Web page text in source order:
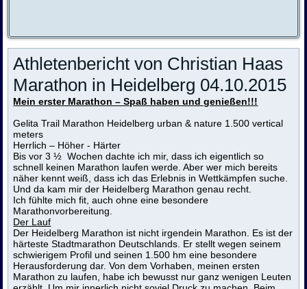
Athletenbericht von Christian Haas
Marathon in Heidelberg 04.10.2015
Mein erster Marathon – Spaß haben und genießen!!!
Gelita Trail Marathon Heidelberg urban & nature 1.500 vertical
meters
Herrlich – Höher - Härter
Bis vor 3 ½ Wochen dachte ich mir, dass ich eigentlich so
schnell keinen Marathon laufen werde. Aber wer mich bereits
näher kennt weiß, dass ich das Erlebnis in Wettkämpfen suche.
Und da kam mir der Heidelberg Marathon genau recht.
Ich fühlte mich fit, auch ohne eine besondere
Marathonvorbereitung.
Der Lauf
Der Heidelberg Marathon ist nicht irgendein Marathon. Es ist der
härteste Stadtmarathon Deutschlands. Er stellt wegen seinem
schwierigem Profil und seinen 1.500 hm eine besondere
Herausforderung dar. Von dem Vorhaben, meinen ersten
Marathon zu laufen, habe ich bewusst nur ganz wenigen Leuten